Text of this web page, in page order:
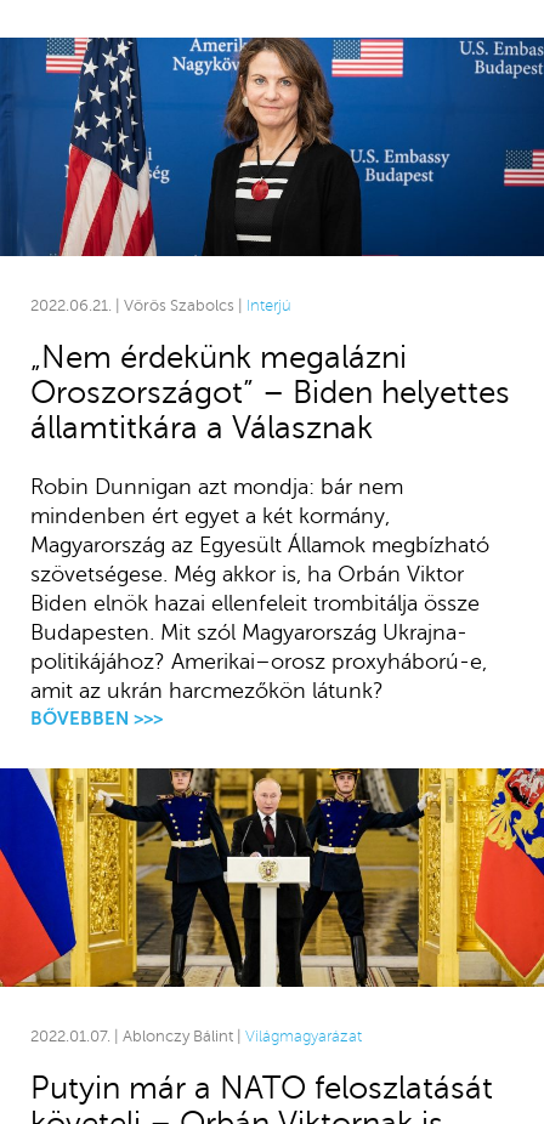
2022.06.21. | Vörös Szabolcs | Interjú
„Nem érdekünk megalázni
Oroszországot” – Biden helyettes
államtitkára a Válasznak
Robin Dunnigan azt mondja: bár nem
mindenben ért egyet a két kormány,
Magyarország az Egyesült Államok megbízható
szövetségese. Még akkor is, ha Orbán Viktor
Biden elnök hazai ellenfeleit trombitálja össze
Budapesten. Mit szól Magyarország Ukrajna-
politikájához? Amerikai–orosz proxyháború-e,
amit az ukrán harcmezőkön látunk?
BŐVEBBEN >>>
2022.01.07. | Ablonczy Bálint | Világmagyarázat
Putyin már a NATO feloszlatását